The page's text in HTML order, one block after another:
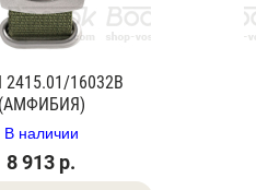
16032В
(АМФИБИЯ)
В наличии
8 913 р.